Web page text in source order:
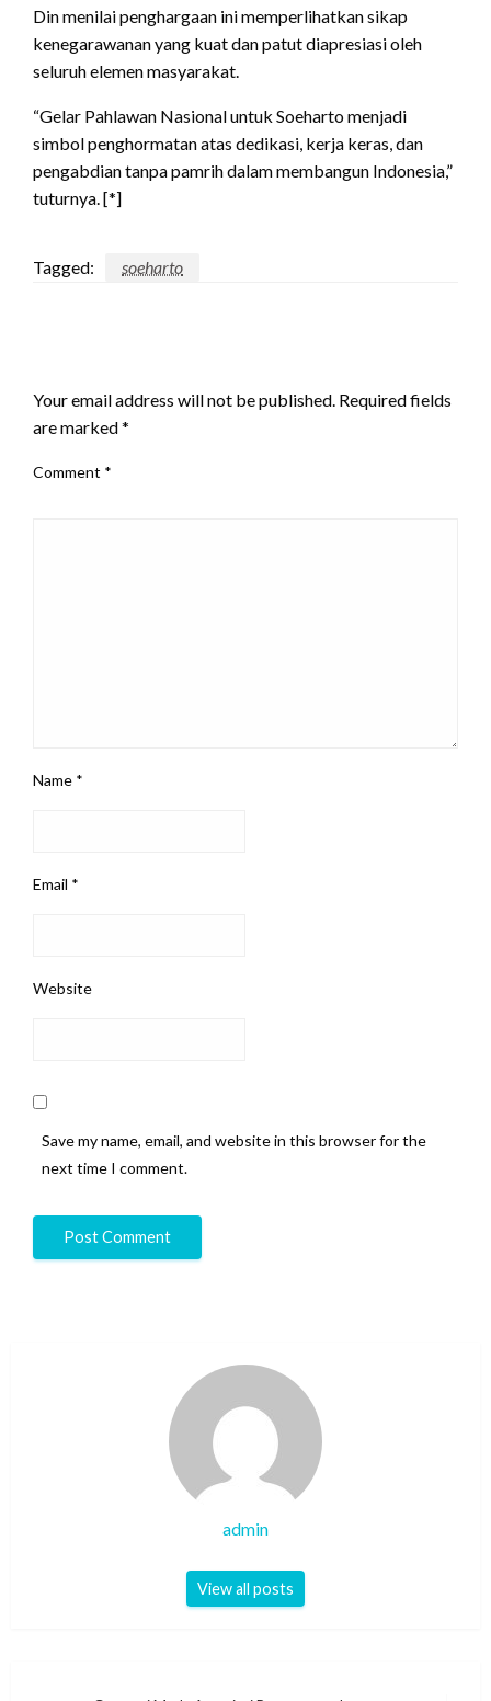
Din menilai penghargaan ini memperlihatkan sikap
kenegarawanan yang kuat dan patut diapresiasi oleh
seluruh elemen masyarakat.
“Gelar Pahlawan Nasional untuk Soeharto menjadi
simbol penghormatan atas dedikasi, kerja keras, dan
pengabdian tanpa pamrih dalam membangun Indonesia,”
tuturnya. [*]
Tagged: soeharto
Your email address will not be published. Required fields
are marked*
Comment *
Name *
Email *
Website
Save my name, email, and website in this browser for the
next time I comment.
admin
View all posts